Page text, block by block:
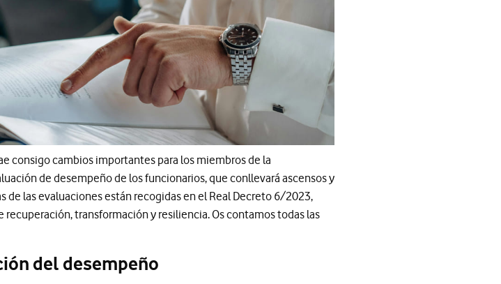
consigo cambios importantes para los miembros de la
de desempeño de los funcionarios, que conllevará ascensos y
de las evaluaciones están recogidas en el Real Decreto 6/2023,
transformación y resiliencia. Os contamos todas las
del desempeño